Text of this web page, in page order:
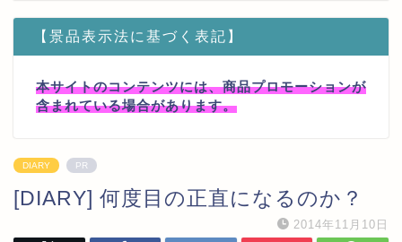
【景品表示法に基づく表記】
本サイトのコンテンツには、商品プロモーションが
含まれている場合があります。
DIARY PR
[DIARY] 何度目の正直になるのか？
2014年11月10日